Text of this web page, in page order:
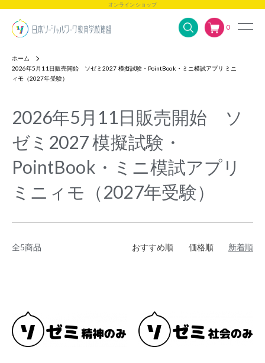
オンラインショップ
0
ホーム
2026年5月11日販売開始 ソゼミ2027 模擬試験・PointBook・ミニ模試アプリ ミニ
ィモ（2027年受験）
2026年5月11日販売開始 ソ
ゼミ2027 模擬試験・
PointBook・ミニ模試アプリ
ミニィモ（2027年受験）
全5商品 おすすめ順 価格順 新着順